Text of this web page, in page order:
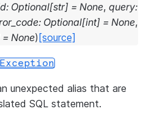
: Optional[str] = None, query:
: Optional[int] = None,
= None) [source]
unexpected alias that are
SQL statement.